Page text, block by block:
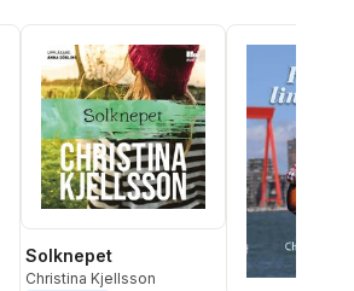
Solknepet
Christina Kjellsson